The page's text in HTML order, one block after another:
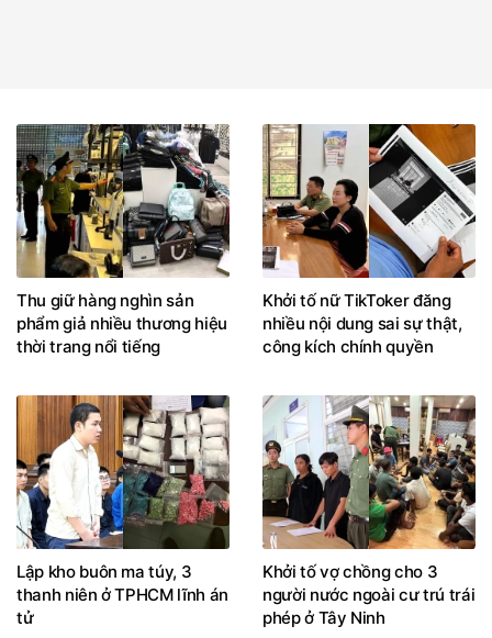
Thu giữ hàng nghìn sản
phẩm giả nhiều thương hiệu
thời trang nổi tiếng
Khởi tố nữ TikToker đăng
nhiều nội dung sai sự thật,
công kích chính quyền
Lập kho buôn ma túy, 3
thanh niên ở TPHCM lĩnh án
tử
Khởi tố vợ chồng cho 3
người nước ngoài cư trú trái
phép ở Tây Ninh